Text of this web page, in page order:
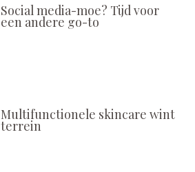
Social media-moe? Tijd voor
een andere go-to
Multifunctionele skincare wint
terrein